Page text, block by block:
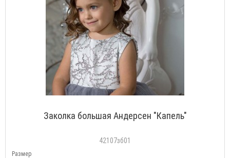
Заколка большая Андерсен "Капель"
42107зб01
Размер